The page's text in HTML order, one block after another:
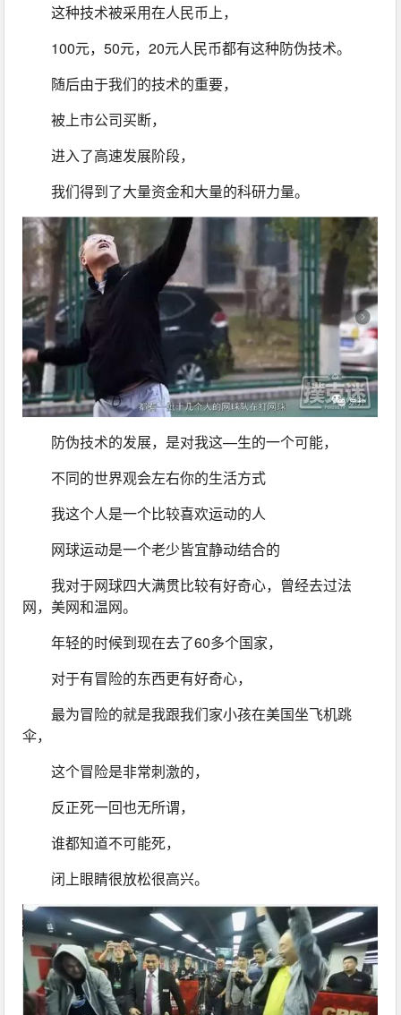
这种技术被采用在人民币上，
100元，50元，20元人民币都有这种防伪技术。
随后由于我们的技术的重要，
被上市公司买断，
进入了高速发展阶段，
我们得到了大量资金和大量的科研力量。
防伪技术的发展，是对我这—生的一个可能，
不同的世界观会左右你的生活方式
我这个人是一个比较喜欢运动的人
网球运动是一个老少皆宜静动结合的
我对于网球四大满贯比较有好奇心，曾经去过法
网，美网和温网。
年轻的时候到现在去了60多个国家，
对于有冒险的东西更有好奇心，
最为冒险的就是我跟我们家小孩在美国坐飞机跳
伞，
这个冒险是非常刺激的，
反正死一回也无所谓，
谁都知道不可能死，
闭上眼睛很放松很高兴。